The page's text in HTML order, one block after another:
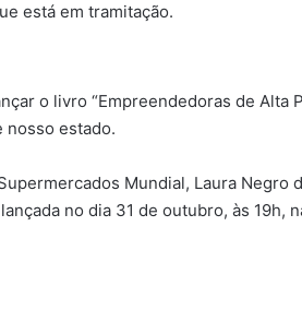
está em tramitação.
o livro “Empreendedoras de Alta
nosso estado.
Mundial, Laura Negro
no dia 31 de outubro, às 19h,